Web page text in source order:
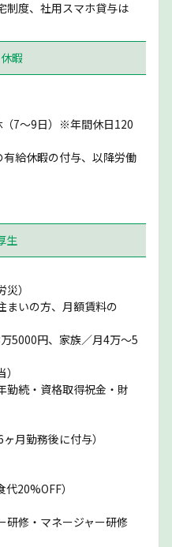
制度、社用スマホ貸与は
暇
（7〜9日）※年間休日120
給休暇の付与、以降労働
生
）
まいの方、月額賃料の
5000円、家族／月4万〜5
勤続・資格取得祝金・財
月勤務後に付与）
20%OFF）
研修・マネージャー研修